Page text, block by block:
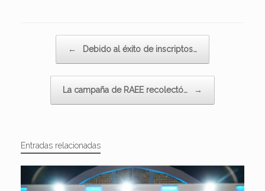
← Debido al éxito de inscriptos…
La campaña de RAEE recolectó… →
Entradas relacionadas